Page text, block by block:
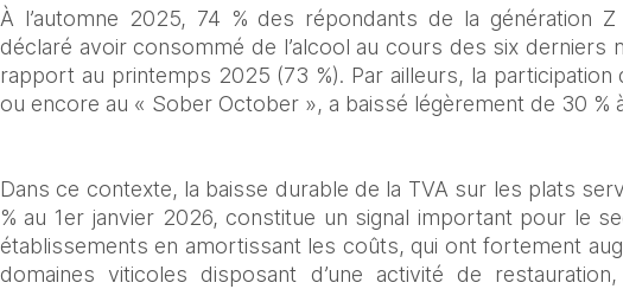
À l’automne 2025, 74 % des répondants de la génération
déclaré avoir consommé de l’alcool au cours des six derniers
rapport au printemps 2025 (73 %). Par ailleurs, la participation
ou encore au « Sober October », a baissé légèrement de 30 %
Dans ce contexte, la baisse durable de la TVA sur les plats
% au 1er janvier 2026, constitue un signal important pour le
établissements en amortissant les coûts, qui ont fortement
domaines viticoles disposant d’une activité de